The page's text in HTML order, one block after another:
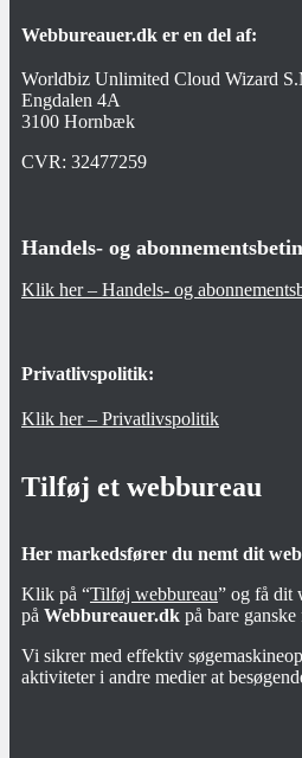
Webbureauer.dk er en del af:
Worldbiz Unlimited Cloud Wizard
Engdalen 4A
3100 Hornbæk
CVR: 32477259
Handels- og
Klik her – Handels- og
Privatlivspolitik:
Klik her – Privatlivspolitik
Tilføj et webbureau
Her markedsfører du nemt dit
Klik på “Tilføj webbureau” og få dit
på Webbureauer.dk på bare
Vi sikrer med effektiv
aktiviteter i andre medier at